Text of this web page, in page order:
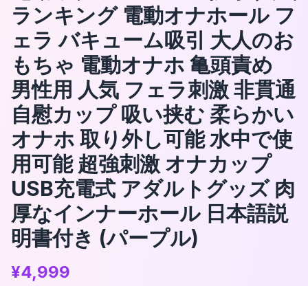
ランキング 電動オナホール フ
ェラ バキューム吸引 大人のお
もちゃ 電動オナホ 亀頭責め
男性用 人気 フェラ刺激 非貫通
自慰カップ 吸い挟む 柔らかい
オナホ 取り外し可能 水中で使
用可能 超強刺激 オナカップ
USB充電式 アダルトグッズ 肉
厚なインナーホール 日本語説
明書付き (パープル)
¥4,999